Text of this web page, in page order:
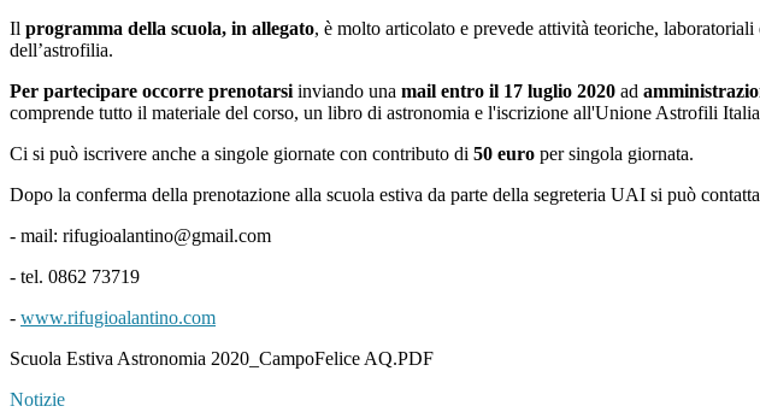
Il programma della scuola, in allegato, è molto articolato e prevede attività teoriche,
dell’astrofilia.
Per partecipare occorre prenotarsi inviando una mail entro il 17 luglio 2020 ad
comprende tutto il materiale del corso, un libro di astronomia e l'iscrizione all'Unione Astrofili
Ci si può iscrivere anche a singole giornate con contributo di 50 euro per singola giornata.
Dopo la conferma della prenotazione alla scuola estiva da parte della segreteria UAI si può
- mail: rifugioalantino@gmail.com
- tel. 0862 73719
- www.rifugioalantino.com
Scuola Estiva Astronomia 2020_CampoFelice AQ.PDF
Notizie